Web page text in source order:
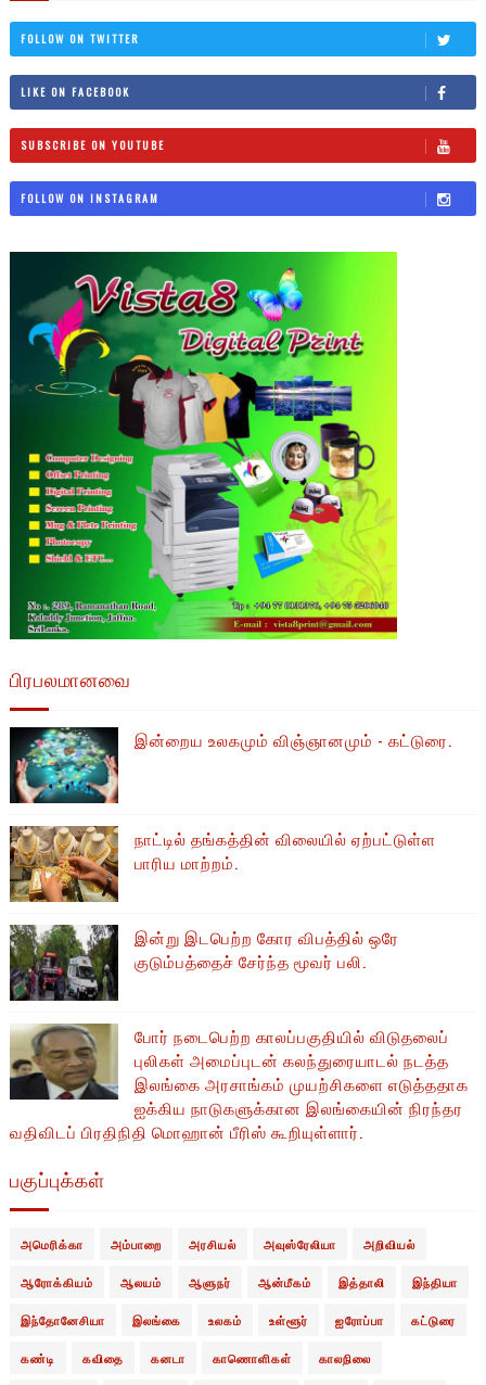
FOLLOW ON TWITTER
LIKE ON FACEBOOK
SUBSCRIBE ON YOUTUBE
FOLLOW ON INSTAGRAM
பிரபலமானவை
இன்றைய உலகமும் விஞ்ஞானமும் - கட்டுரை.
நாட்டில் தங்கத்தின் விலையில் ஏற்பட்டுள்ள
பாரிய மாற்றம்.
இன்று இடபெற்ற கோர விபத்தில் ஒரே
குடும்பத்தைச் சேர்ந்த மூவர் பலி.
போர் நடைபெற்ற காலப்பகுதியில் ​​விடுதலைப்
புலிகள் அமைப்புடன் கலந்துரையாடல் நடத்த
இலங்கை அரசாங்கம் முயற்சிகளை எடுத்ததாக
ஐக்கிய நாடுகளுக்கான இலங்கையின் நிரந்தர
வதிவிடப் பிரதிநிதி மொஹான் பீரிஸ் கூறியுள்ளார்.
பகுப்புக்கள்
அமெரிக்கா அம்பாறை அரசியல் அவுஸ்ரேலியா அறிவியல்
ஆரோக்கியம் ஆலயம் ஆளுநர் ஆன்மீகம் இத்தாலி இந்தியா
இந்தோனேசியா இலங்கை உலகம் உள்ளூர் ஐரோப்பா கட்டுரை
கண்டி கவிதை கனடா காணொளிகள் காலநிலை